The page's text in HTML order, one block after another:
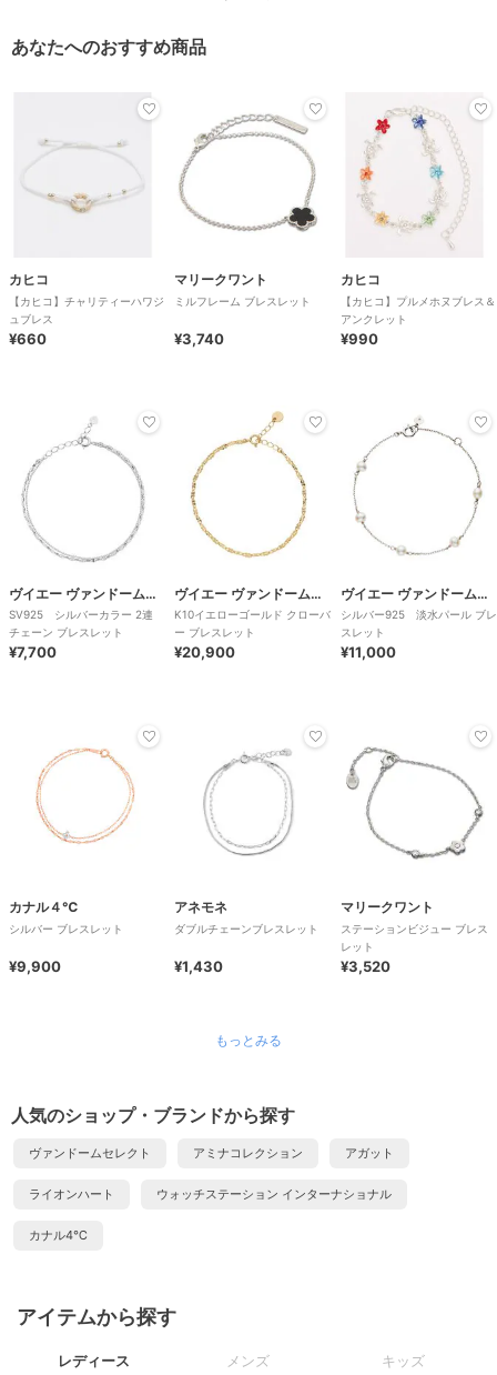
あなたへのおすすめ商品
カヒコ
【カヒコ】チャリティーハワジ
ュブレス
¥660
マリークワント
ミルフレーム ブレスレット
¥3,740
カヒコ
【カヒコ】プルメホヌブレス＆
アンクレット
¥990
ヴイエー ヴァンドーム青山
SV925 シルバーカラー 2連
チェーン ブレスレット
¥7,700
ヴイエー ヴァンドーム青山
K10イエローゴールド クローバ
ー ブレスレット
¥20,900
ヴイエー ヴァンドーム青山
シルバー925 淡水パール ブレ
スレット
¥11,000
カナル４℃
シルバー ブレスレット
¥9,900
アネモネ
ダブルチェーンブレスレット
¥1,430
マリークワント
ステーションビジュー ブレス
レット
¥3,520
もっとみる
人気のショップ・ブランドから探す
ヴァンドームセレクト アミナコレクション アガット
ライオンハート ウォッチステーション インターナショナル
カナル4℃
アイテムから探す
レディース メンズ キッズ